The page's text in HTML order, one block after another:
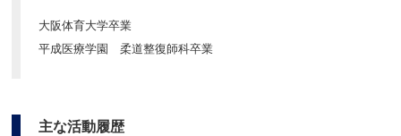
大阪体育大学卒業
平成医療学園 柔道整復師科卒業
主な活動履歴